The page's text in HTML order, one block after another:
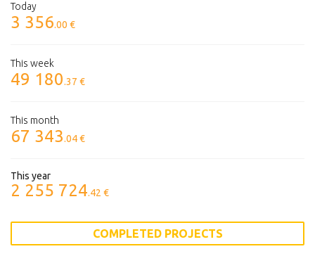
Today
3 356.00 €
This week
49 180.37 €
This month
67 343.04 €
This year
2 255 724.42 €
COMPLETED PROJECTS